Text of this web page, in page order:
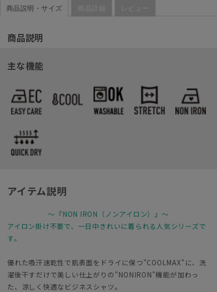
商品説明・サイズ 商品詳細 レビュー
商品説明
主な機能
アイテム説明
～『NON IRON（ノンアイロン）』～
アイロン掛け不要で、一日中きれいに着られる人気シリーズで
す。
優れた吸汗速乾性で肌表面をドライに保つ"COOLMAX"に、洗
濯後干すだけで美しい仕上がりの"NONIRON"機能が加わっ
た、涼しく快適なビジネスシャツ。